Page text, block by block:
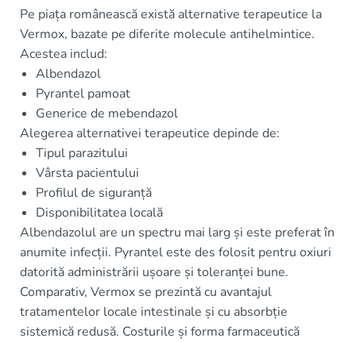
Pe piața românească există alternative terapeutice la
Vermox, bazate pe diferite molecule antihelmintice.
Acestea includ:
Albendazol
Pyrantel pamoat
Generice de mebendazol
Alegerea alternativei terapeutice depinde de:
Tipul parazitului
Vârsta pacientului
Profilul de siguranță
Disponibilitatea locală
Albendazolul are un spectru mai larg și este preferat în
anumite infecții. Pyrantel este des folosit pentru oxiuri
datorită administrării ușoare și toleranței bune.
Comparativ, Vermox se prezintă cu avantajul
tratamentelor locale intestinale și cu absorbție
sistemică redusă. Costurile și forma farmaceutică